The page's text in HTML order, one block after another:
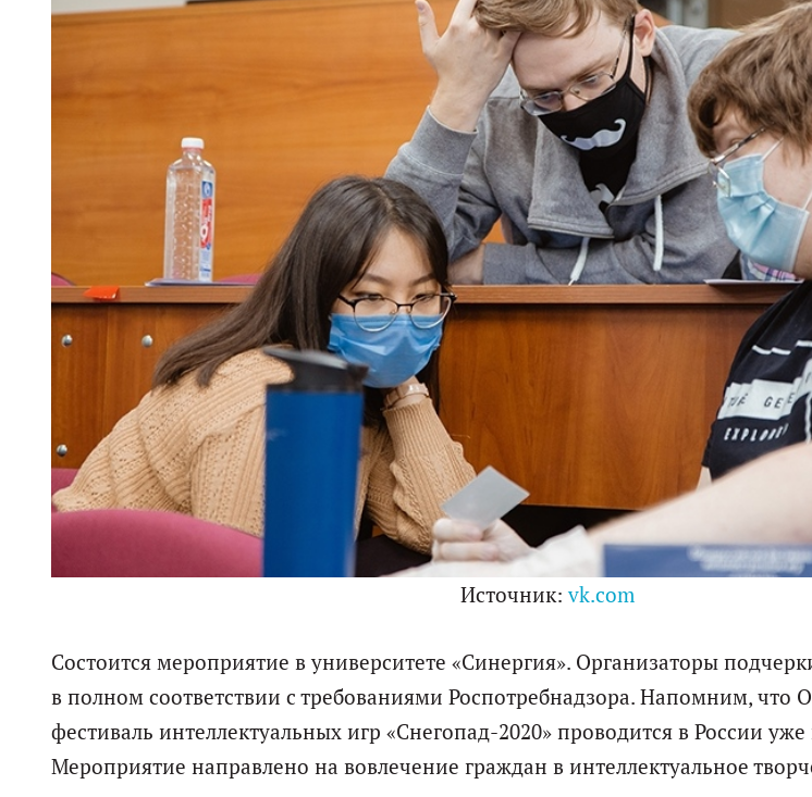
Источник:vk.com
Состоится мероприятие в университете «Синергия». Организаторы
в полном соответствии с требованиями Роспотребнадзора. Напомним, что
фестиваль интеллектуальных игр «Снегопад-2020» проводится в России
Мероприятие направлено на вовлечение граждан в интеллектуальное